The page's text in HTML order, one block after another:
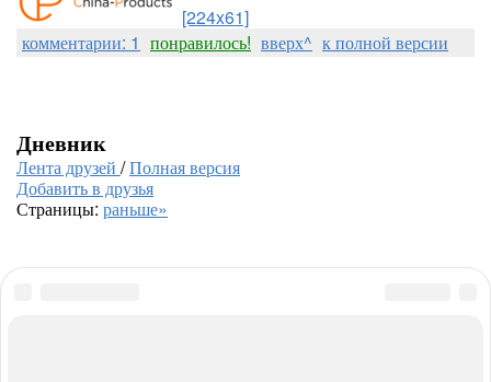
[224x61]
комментарии: 1 понравилось! вверх^ к полной версии
Дневник
Лента друзей /Полная версия
Добавить в друзья
Страницы: раньше»